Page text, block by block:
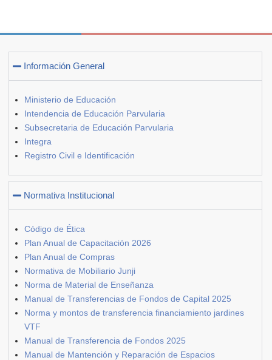
Información General
Ministerio de Educación
Intendencia de Educación Parvularia
Subsecretaria de Educación Parvularia
Integra
Registro Civil e Identificación
Normativa Institucional
Código de Ética
Plan Anual de Capacitación 2026
Plan Anual de Compras
Normativa de Mobiliario Junji
Norma de Material de Enseñanza
Manual de Transferencias de Fondos de Capital 2025
Norma y montos de transferencia financiamiento jardines
VTF
Manual de Transferencia de Fondos 2025
Manual de Mantención y Reparación de Espacios